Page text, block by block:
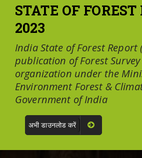
STATE OF FOREST
2023
India State of Forest Report
publication of Forest Survey
organization under the
Environment Forest &
Government of India
अभी डाउनलोड करें